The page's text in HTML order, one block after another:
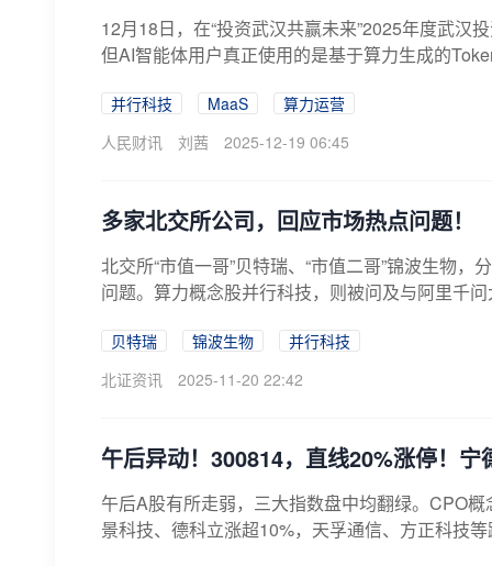
12月18日，在“投资武汉共赢未来”2025年度武汉
但AI智能体用户真正使用的是基于算力生成的
并行科技 MaaS
算力运营
人民财讯
刘茜 2025-12-19 06:45
多家北交所公司，回应市场热点问题！
北交所“市值一哥”贝特瑞、“市值二哥”锦波生物
问题。算力概念股并行科技，则被问及与阿里千
贝特瑞 锦波生物
并行科技
北证资讯
2025-11-20 22:42
午后异动！300814，直线20%涨停！
午后A股有所走弱，三大指数盘中均翻绿。CPO
景科技、德科立涨超10%，天孚通信、方正科技